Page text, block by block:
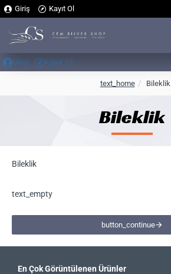
Giriş Kayıt Ol
Giriş Kayıt Ol
Bileklik
text_homeh
e
Bileklik
Bileklik
text_empty
button_continue
En Çok Görüntülenen Ürünler